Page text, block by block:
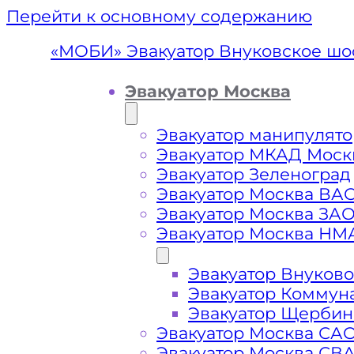
Перейти к основному содержанию
Эвакуатор
«МОБИ» Эвакуатор Внуковское
Эвакуатор Москва
Эвакуатор
Эвакуатор МКАД
Эвакуатор Зеленоград
Эвакуатор Москва
Эвакуатор Москва
Эвакуатор Москва
Эвакуатор Внуково
Эвакуатор
Эвакуатор
Эвакуатор Москва